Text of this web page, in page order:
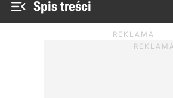
 Spis treści